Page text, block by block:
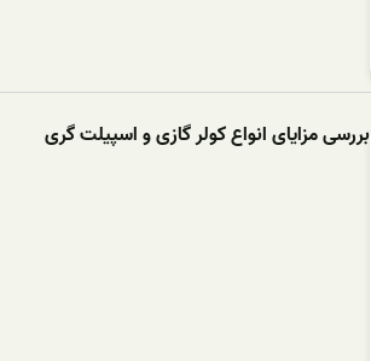
بررسی مزایای انواع کولر گازی و اسپیلت گری